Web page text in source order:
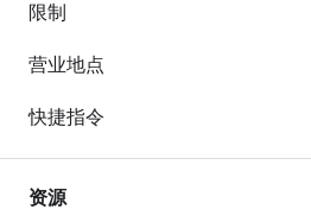
限制
营业地点
快捷指令
资源